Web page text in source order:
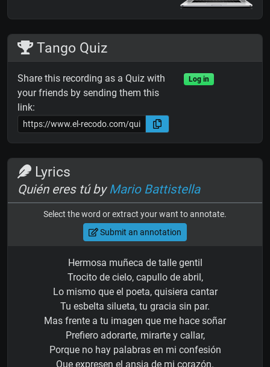
Tango Quiz
Share this recording as a Quiz with
your friends by sending them this
link:
Log in
Lyrics
Quién eres tú byMario Battistella
Select the word or extract your want to annotate.
Submit an annotation
Hermosa muñeca de talle gentil
Trocito de cielo, capullo de abril,
Lo mismo que el poeta, quisiera cantar
Tu esbelta silueta, tu gracia sin par.
Mas frente a tu imagen que me hace soñar
Prefiero adorarte, mirarte y callar,
Porque no hay palabras en mi confesión
Que expresen el ansia de mi corazón.